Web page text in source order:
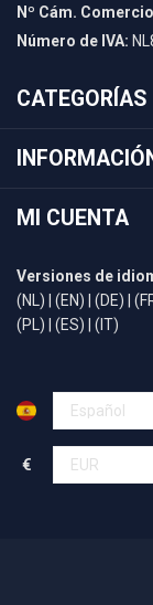
Nº Cám.
Número de IVA:
CATEGORÍAS
MI CUENTA
Versiones de
(NL)
(EN) (DE)
(PL)
(ES) (IT)
€